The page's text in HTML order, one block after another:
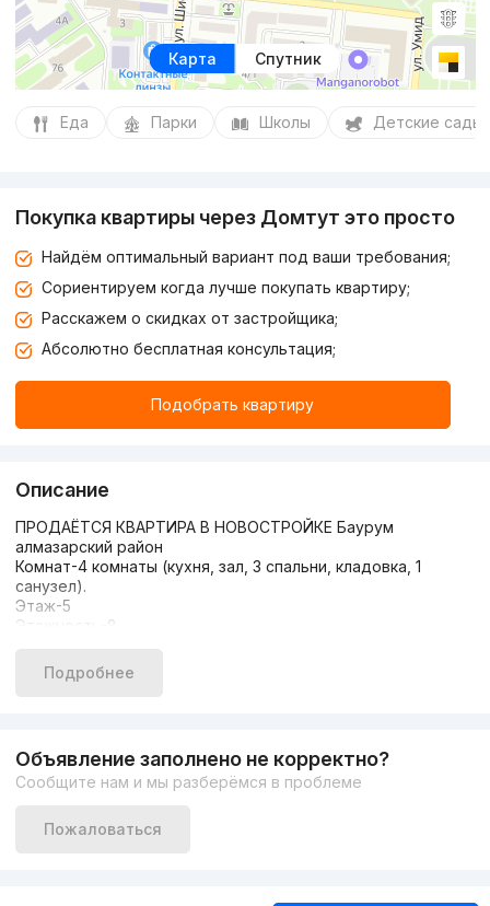
Карта Спутник
Еда Парки Школы Детские сады
Покупка квартиры через Домтут это просто
Найдём оптимальный вариант под ваши требования;
Сориентируем когда лучше покупать квартиру;
Расскажем о скидках от застройщика;
Абсолютно бесплатная консультация;
Подобрать квартиру
Описание
ПРОДАЁТСЯ КВАРТИРА В НОВОСТРОЙКЕ Баурум
алмазарский район
Комнат-4 комнаты (кухня, зал, 3 спальни, кладовка, 1
санузел).
Этаж-5
Этажность-8
(стиральная, сушильная, посудомойка, духовка,
холодильник,
Риелтор Даврон Присоединяйтесь к каналу недвижимости
https://t.me/davron8888
Подробнее
Объявление заполнено не корректно?
Сообщите нам и мы разберёмся в проблеме
Пожаловаться